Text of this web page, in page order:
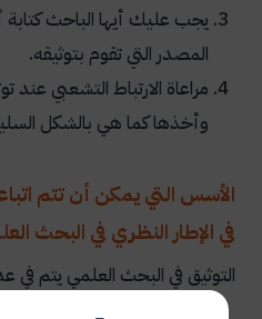
يجب عليك أيها الباحث
المصدر التي تقوم بتوثيقه.
مراعاة الارتباط التشعبي عند
وأخذها كما هي بالشكل
الأسس التي يمكن أن تتم
في الإطار النظري في البحث
التوثيق في البحث العلمي يتم